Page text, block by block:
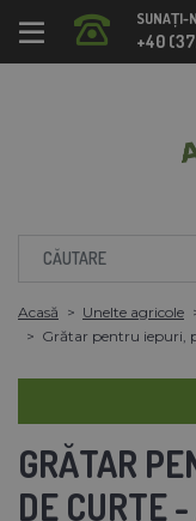
SUNAȚI-
+40
Acasă Unelte agricole
Grătar pentru iepuri,
GRĂTAR
DE CURTE